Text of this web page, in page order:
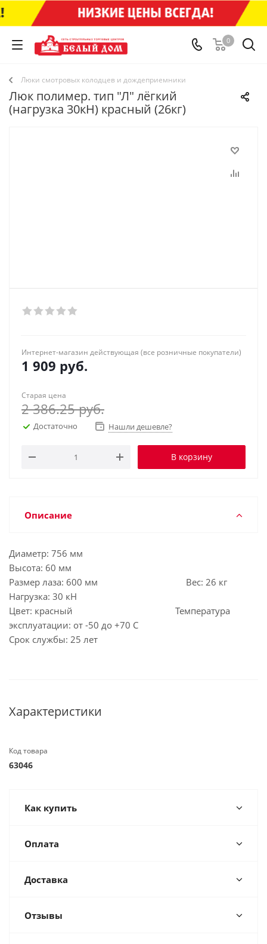
0
Люки смотровых колодцев и дождеприемники
Люк полимер. тип "Л" лёгкий
(нагрузка 30кН) красный (26кг)
Интернет-магазин действующая (все розничные покупатели)
1 909 руб.
Старая цена
2 386.25руб.
Достаточно Нашли дешевле?
В корзину
Описание
Диаметр: 756 мм
Высота: 60 мм
Размер лаза: 600 мм Вес: 26 кг
Нагрузка: 30 кН
Цвет: красный Температура
эксплуатации: от -50 до +70 С
Срок службы: 25 лет
Характеристики
Код товара
63046
Как купить
Оплата
Доставка
Отзывы